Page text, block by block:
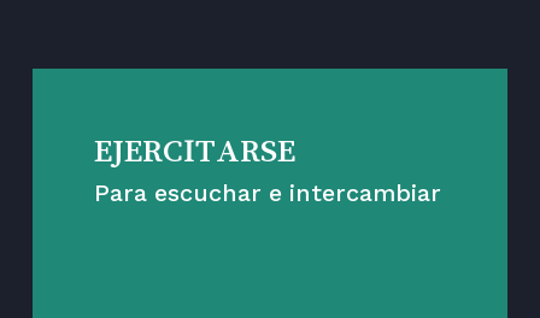
EJERCITARSE
Para escuchar e intercambiar